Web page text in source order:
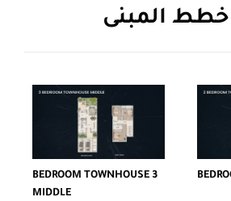
3 BEDROOM TOWNHOUSE
MIDDLE